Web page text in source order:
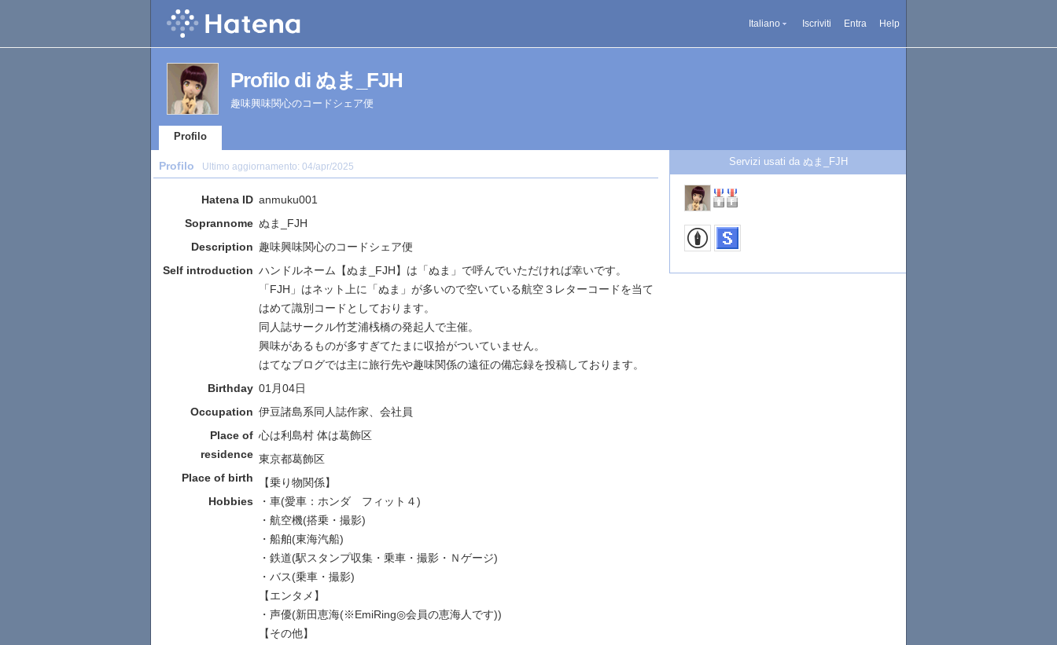
Italiano Iscriviti Entra Help
Profilo di ぬま_FJH
趣味興味関心のコードシェア便
Profilo
Profilo Ultimo aggiornamento: 04/apr/2025
Hatena ID anmuku001
Soprannome ぬま_FJH
Description 趣味興味関心のコードシェア便
Self introduction ハンドルネーム【ぬま_FJH】は「ぬま」で呼んでいただければ幸いです。
「FJH」はネット上に「ぬま」が多いので空いている航空３レターコードを当て
はめて識別コードとしております。
同人誌サークル竹芝浦桟橋の発起人で主催。
興味があるものが多すぎてたまに収拾がついていません。
はてなブログでは主に旅行先や趣味関係の遠征の備忘録を投稿しております。
Birthday 01月04日
Occupation 伊豆諸島系同人誌作家、会社員
Place of
residence
心は利島村 体は葛飾区
Place of birth
東京都葛飾区
Hobbies
【乗り物関係】
・車(愛車：ホンダ フィット４)
・航空機(搭乗・撮影)
・船舶(東海汽船)
・鉄道(駅スタンプ収集・乗車・撮影・Ｎゲージ)
・バス(乗車・撮影)
【エンタメ】
・声優(新田恵海(※EmiRing◎会員の恵海人です))
【その他】
Servizi usati da ぬま_FJH